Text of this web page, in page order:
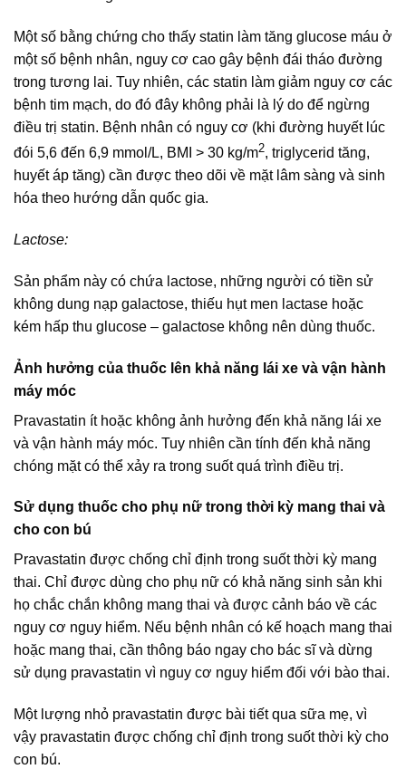
Một số bằng chứng cho thấy statin làm tăng glucose máu ở
một số bệnh nhân, nguy cơ cao gây bệnh đái tháo đường
trong tương lai. Tuy nhiên, các statin làm giảm nguy cơ các
bệnh tim mạch, do đó đây không phải là lý do để ngừng
điều trị statin. Bệnh nhân có nguy cơ (khi đường huyết lúc
đói 5,6 đến 6,9 mmol/L, BMI > 30 kg/m2, triglycerid tăng,
huyết áp tăng) cần được theo dõi về mặt lâm sàng và sinh
hóa theo hướng dẫn quốc gia.
Lactose:
Sản phẩm này có chứa lactose, những người có tiền sử
không dung nạp galactose, thiếu hụt men lactase hoặc
kém hấp thu glucose – galactose không nên dùng thuốc.
Ảnh hưởng của thuốc lên khả năng lái xe và vận hành
máy móc
Pravastatin ít hoặc không ảnh hưởng đến khả năng lái xe
và vận hành máy móc. Tuy nhiên cần tính đến khả năng
chóng mặt có thể xảy ra trong suốt quá trình điều trị.
Sử dụng thuốc cho phụ nữ trong thời kỳ mang thai và
cho con bú
Pravastatin được chống chỉ định trong suốt thời kỳ mang
thai. Chỉ được dùng cho phụ nữ có khả năng sinh sản khi
họ chắc chắn không mang thai và được cảnh báo về các
nguy cơ nguy hiểm. Nếu bệnh nhân có kế hoạch mang thai
hoặc mang thai, cần thông báo ngay cho bác sĩ và dừng
sử dụng pravastatin vì nguy cơ nguy hiểm đối với bào thai.
Một lượng nhỏ pravastatin được bài tiết qua sữa mẹ, vì
vậy pravastatin được chống chỉ định trong suốt thời kỳ cho
con bú.